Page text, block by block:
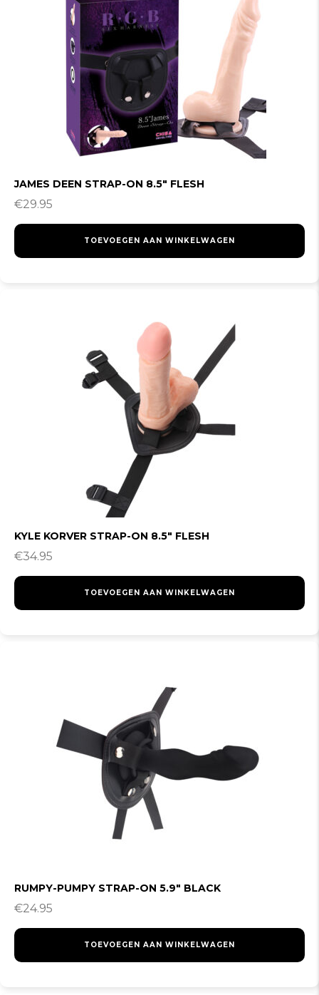
JAMES DEEN STRAP-ON 8.5″ FLESH
€29.95
TOEVOEGEN AAN WINKELWAGEN
KYLE KORVER STRAP-ON 8.5″ FLESH
€34.95
TOEVOEGEN AAN WINKELWAGEN
RUMPY-PUMPY STRAP-ON 5.9″ BLACK
€24.95
TOEVOEGEN AAN WINKELWAGEN